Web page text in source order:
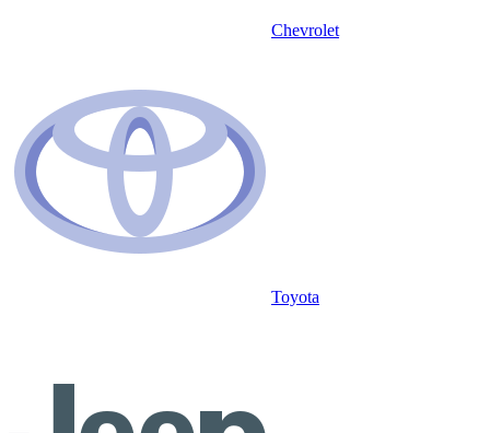
Chevrolet
Toyota